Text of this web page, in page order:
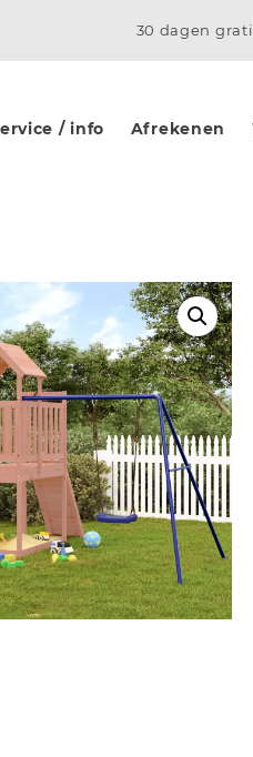
30 dagen
/ info Afrekenen